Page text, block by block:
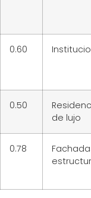
0.60
0.50
de lujo
0.78